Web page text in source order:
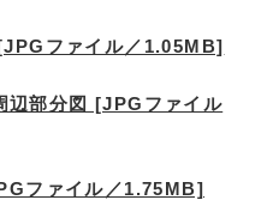
ファイル／1.05MB]
辺部分図 [JPGファイル
ファイル／1.75MB]